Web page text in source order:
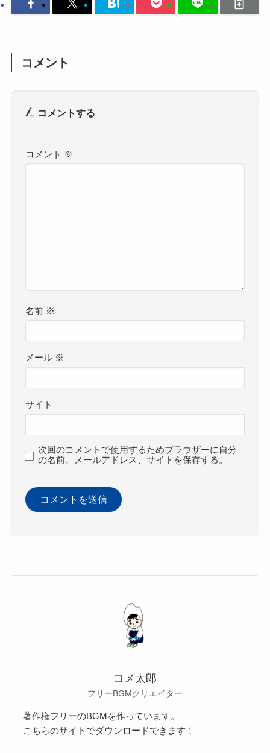
コメント
コメントする
コメント ※
名前 ※
メール ※
サイト
次回のコメントで使用するためブラウザーに自分
の名前、メールアドレス、サイトを保存する。
コメ太郎
フリーBGMクリエイター
著作権フリーのBGMを作っています。
こちらのサイトでダウンロードできます！